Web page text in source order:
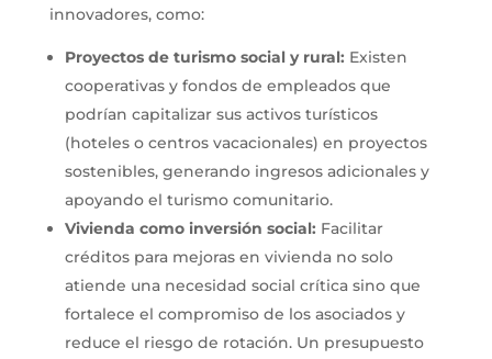
innovadores, como:
Proyectos de turismo social y rural: Existen
cooperativas y fondos de empleados que
podrían capitalizar sus activos turísticos
(hoteles o centros vacacionales) en proyectos
sostenibles, generando ingresos adicionales y
apoyando el turismo comunitario.
Vivienda como inversión social: Facilitar
créditos para mejoras en vivienda no solo
atiende una necesidad social crítica sino que
fortalece el compromiso de los asociados y
reduce el riesgo de rotación. Un presupuesto